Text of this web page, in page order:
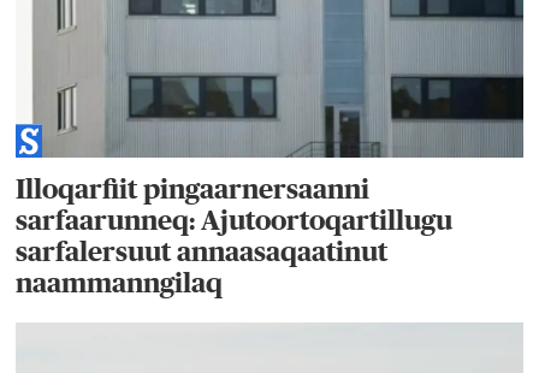
Illoqarfiit pingaarnersaanni
sarfaarunneq: Ajutoortoqartillugu
sarfalersuut annaasaqaatinut
naammanngilaq